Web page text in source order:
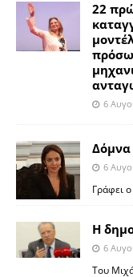
22
6
Δόμνα
6
Γράφει
Η
6
Του